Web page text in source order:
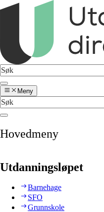
Meny
Hovedmeny
Utdanningsløpet
Barnehage
SFO
Grunnskole